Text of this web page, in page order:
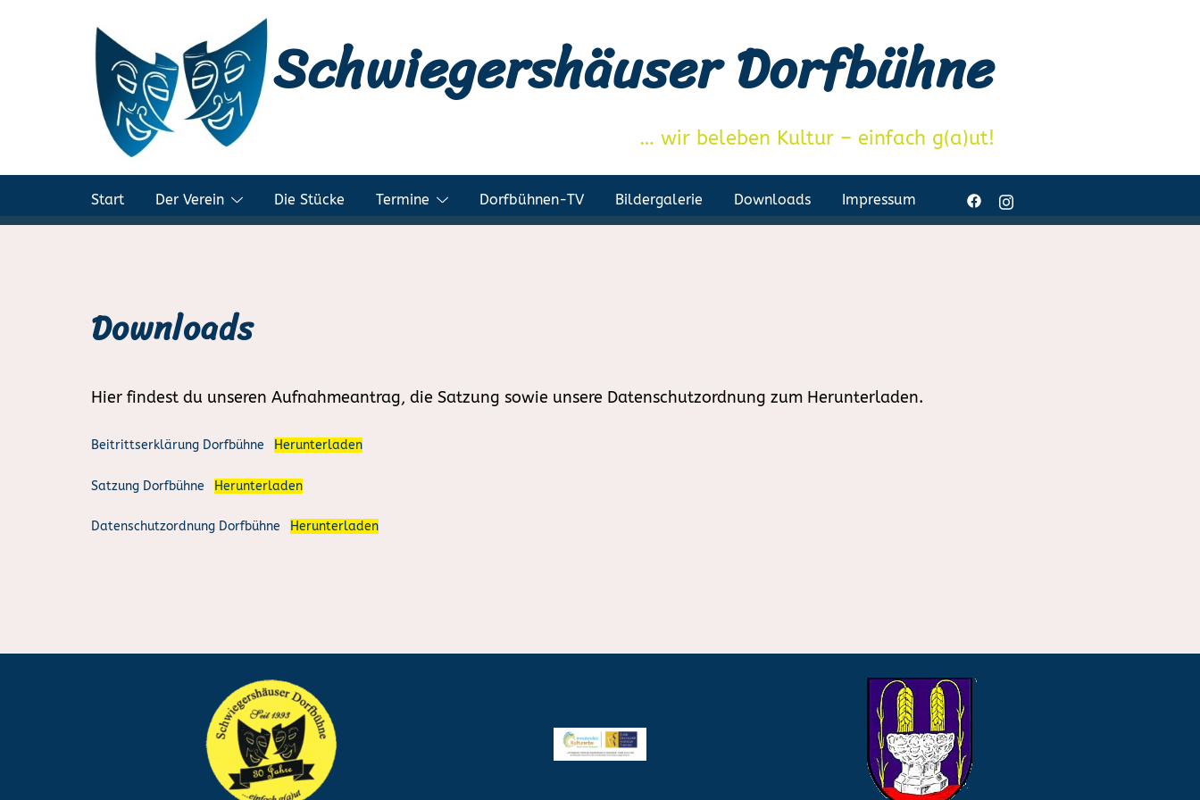
Schwiegershäuser Dorfbühne
… wir beleben Kultur – einfach g(a)ut!
Start Der Verein Die Stücke Termine Dorfbühnen-TV Bildergalerie Downloads Impressum
Downloads
Hier findest du unseren Aufnahmeantrag, die Satzung sowie unsere Datenschutzordnung zum Herunterladen.
Beitrittserklärung Dorfbühne Herunterladen
Satzung Dorfbühne Herunterladen
Datenschutzordnung Dorfbühne Herunterladen